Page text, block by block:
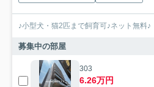
♪小型犬・猫2匹まで飼育可♪ネット無料♪
募集中の部屋
303
6.26万円